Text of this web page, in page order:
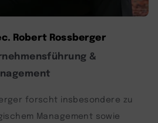
Robert Rossberger
&
forscht insbesondere zu
Management sowie